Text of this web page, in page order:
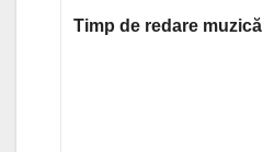
Timp de redare muzică